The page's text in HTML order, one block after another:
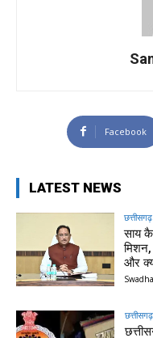
Facebook
LATEST NEWS
छत्तीसगढ़
साय
मिशन,
और
Swadha
छत्तीसगढ़